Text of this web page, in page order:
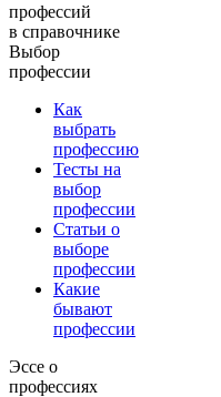
профессий
в справочнике
Выбор
профессии
Как
выбрать
профессию
Тесты на
выбор
профессии
Статьи о
выборе
профессии
Какие
бывают
профессии
Эссе о
профессиях